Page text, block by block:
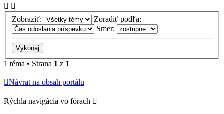
Zobraziť:
Zoradiť podľa:
Smer:
1 téma • Strana 1 z 1
Návrat na obsah portálu
Rýchla navigácia vo fórach